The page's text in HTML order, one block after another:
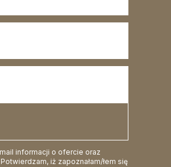
informacji o ofercie oraz
iż zapoznałam/łem się